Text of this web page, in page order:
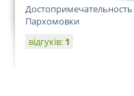
Достопримечательность
Пархомовки
відгуків: 1